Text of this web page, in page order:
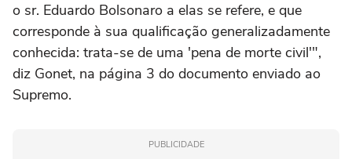
o sr. Eduardo Bolsonaro a elas se refere, e que
corresponde à sua qualificação generalizadamente
conhecida: trata-se de uma 'pena de morte civil'",
diz Gonet, na página 3 do documento enviado ao
Supremo.
PUBLICIDADE